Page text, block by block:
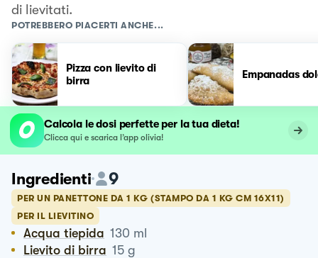
di lievitati.
POTREBBERO PIACERTI ANCHE...
Pizza con lievito di
birra
Empanadas
Calcola le dosi perfette per la tua dieta!
Clicca qui e scarica l’app olivia!
Ingredienti 9
PER UN PANETTONE DA 1 KG (STAMPO DA 1 KG CM 16X11)
PER IL LIEVITINO
Acqua tiepida 130 ml
Lievito di birra 15 g